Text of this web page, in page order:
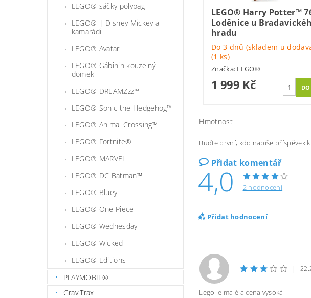
LEGO® sáčky polybag
LEGO® | Disney Mickey a
kamarádi
LEGO® Avatar
LEGO® Gábinin kouzelný
domek
LEGO® DREAMZzz™
LEGO® Sonic the Hedgehog™
LEGO® Animal Crossing™
LEGO® Fortnite®
LEGO® MARVEL
LEGO® DC Batman™
LEGO® Bluey
LEGO® One Piece
LEGO® Wednesday
LEGO® Wicked
LEGO® Editions
PLAYMOBIL®
GraviTrax
LEGO® Harry Potter™
Loděnice u
hradu
Do 3 dnů (skladem u
(1 ks)
Značka: LEGO®
1 999 Kč
Hmotnost
Buďte první, kdo napíše příspěvek
Přidat komentář
4,0 2 hodnocení
Přidat hodnocení
|
Lego je malé a cena vysoká